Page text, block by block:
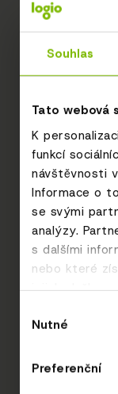
Souhlas
Tato webová
K
funkcí
návštěvnosti
Informace o
se svými
analýzy.
s dalšími
nebo které
jejich služby.
souhlasu
Nutné
Preferenční